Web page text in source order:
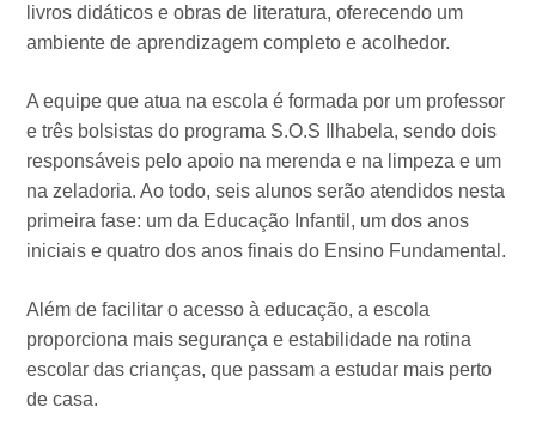
livros didáticos e obras de literatura, oferecendo um
ambiente de aprendizagem completo e acolhedor.
A equipe que atua na escola é formada por um professor
e três bolsistas do programa S.O.S Ilhabela, sendo dois
responsáveis pelo apoio na merenda e na limpeza e um
na zeladoria. Ao todo, seis alunos serão atendidos nesta
primeira fase: um da Educação Infantil, um dos anos
iniciais e quatro dos anos finais do Ensino Fundamental.
Além de facilitar o acesso à educação, a escola
proporciona mais segurança e estabilidade na rotina
escolar das crianças, que passam a estudar mais perto
de casa.